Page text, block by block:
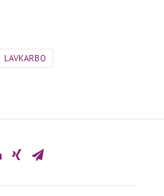
LAVKARBO